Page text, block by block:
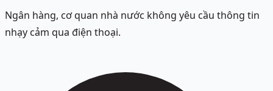
Ngân hàng, cơ quan nhà nước không yêu cầu thông tin
nhạy cảm qua điện thoại.